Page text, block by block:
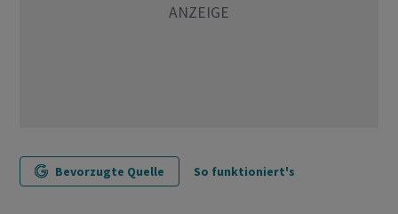
Bevorzugte Quelle So funktioniert's